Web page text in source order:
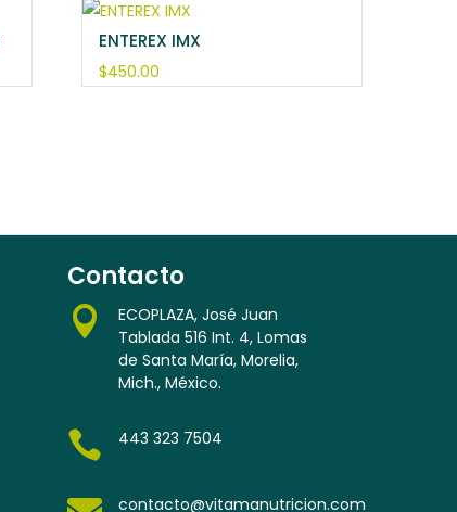
ENTEREX IMX
$450.00
Contacto

ECOPLAZA, José Juan
Tablada 516 Int. 4, Lomas
de Santa María, Morelia,
Mich., México.
 443 323 7504
contacto@vitamanutricion.com